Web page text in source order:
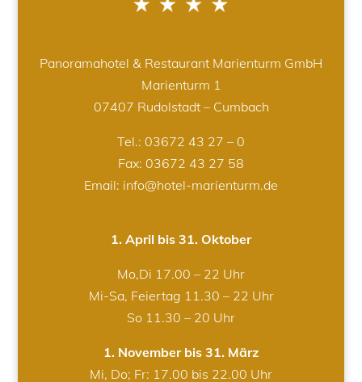
Panoramahotel & Restaurant Marienturm GmbH
Marienturm 1
07407 Rudolstadt – Cumbach
Tel.: 03672 43 27 – 0
Fax: 03672 43 27 58
Email: info@hotel-marienturm.de
1. April bis 31. Oktober
Mo,Di 17.00 – 22 Uhr
Mi-Sa, Feiertag 11.30 – 22 Uhr
So 11.30 – 20 Uhr
1. November bis 31. März
Mi, Do; Fr: 17.00 bis 22.00 Uhr